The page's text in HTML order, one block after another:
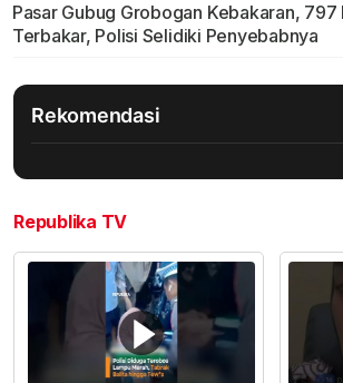
Pasar Gubug Grobogan Kebakaran, 797
Terbakar, Polisi Selidiki Penyebabnya
Rekomendasi
Republika TV